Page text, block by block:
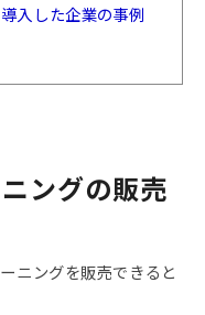
した企業の事例
ングの販売
ニングを販売できると